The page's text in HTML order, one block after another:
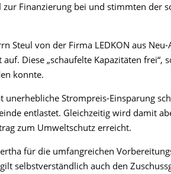
zurFinanzierung bei und stimmten der
Steul von der Firma LEDKON aus Neu-
auf. Diese „schaufelte Kapazitäten frei“,
konnte.
unerhebliche Strompreis-Einsparung
entlastet. Gleichzeitig wird damit
zum Umweltschutz erreicht.
für die umfangreichen
selbstverständlich auch den